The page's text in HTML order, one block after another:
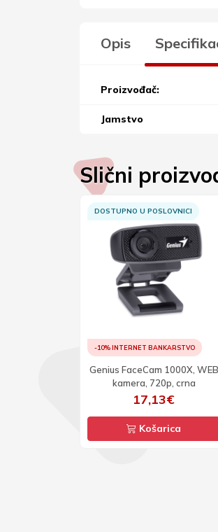
Opis
Proizvođač:
Jamstvo
Slični
DOSTUPNO U POSLOVNICI
-10% INTERNET BANKARSTVO
Genius FaceCam 1000X, WEB
kamera, 720p, crna
17,13€
Košarica